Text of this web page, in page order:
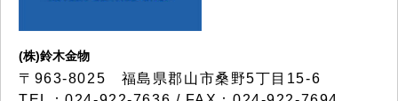
(株)鈴木金物
〒963-8025 福島県郡山市桑野5丁目15-6